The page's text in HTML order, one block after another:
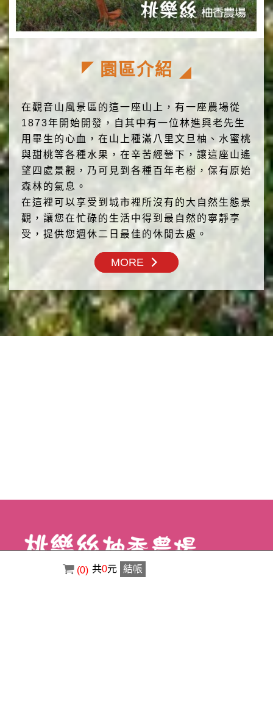
園區介紹
在觀音山風景區的這一座山上，有一座農場從
1873年開始開發，自其中有一位林進興老先生
用畢生的心血，在山上種滿八里文旦柚、水蜜桃
與甜桃等各種水果，在辛苦經營下，讓這座山遙
望四處景觀，乃可見到各種百年老樹，保有原始
森林的氣息。
在這裡可以享受到城市裡所沒有的大自然生態景
觀，讓您在忙碌的生活中得到最自然的寧靜享
受，提供您週休二日最佳的休閒去處。
MORE
(0) 共0元 結帳